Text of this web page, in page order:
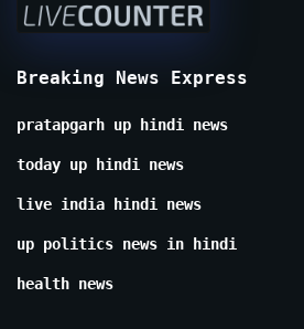
Breaking News Express
pratapgarh up hindi news
today up hindi news
live india hindi news
up politics news in hindi
health news